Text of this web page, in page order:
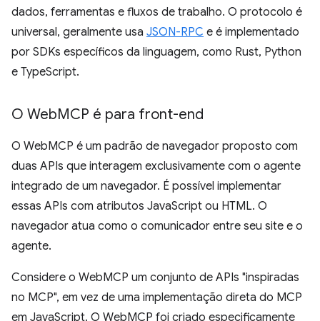
dados, ferramentas e fluxos de trabalho. O protocolo é
universal, geralmente usa JSON-RPC e é implementado
por SDKs específicos da linguagem, como Rust, Python
e TypeScript.
O WebMCP é para front-end
O WebMCP é um padrão de navegador proposto com
duas APIs que interagem exclusivamente com o agente
integrado de um navegador. É possível implementar
essas APIs com atributos JavaScript ou HTML. O
navegador atua como o comunicador entre seu site e o
agente.
Considere o WebMCP um conjunto de APIs "inspiradas
no MCP", em vez de uma implementação direta do MCP
em JavaScript. O WebMCP foi criado especificamente